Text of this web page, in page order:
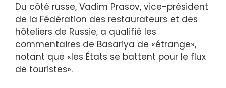
Du côté russe, Vadim Prasov, vice-président
de la Fédération des restaurateurs et des
hôteliers de Russie, a qualifié les
commentaires de Basariya de «étrange»,
notant que «les États se battent pour le flux
de touristes».